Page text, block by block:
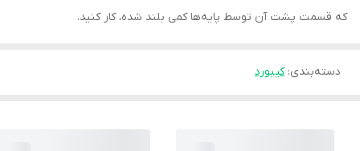
که قسمت پشت آن توسط پایه‌ها کمی بلند شده، کار کنید.
دسته‌بندی:کیبورد